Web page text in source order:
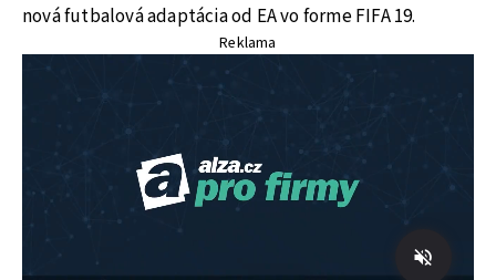
nová futbalová adaptácia od EA vo forme FIFA 19.
Reklama